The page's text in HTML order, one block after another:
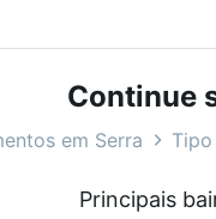
com o preço,
na Loft.
ES?
ainda tem
Continue
em Serra
Principais